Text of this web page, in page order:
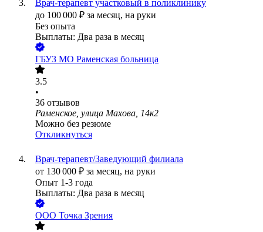
Врач-терапевт участковый в поликлинику
до 100 000 ₽ за месяц, на руки
Без опыта
Выплаты: Два раза в месяц
ГБУЗ МО Раменская больница
3.5
•
36 отзывов
Раменское, улица Махова, 14к2
Можно без резюме
Откликнуться
Врач-терапевт/Заведующий филиала
от 130 000 ₽ за месяц, на руки
Опыт 1-3 года
Выплаты: Два раза в месяц
ООО Точка Зрения